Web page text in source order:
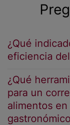
¿Qué
eficiencia
¿Qué
para un
alimentos